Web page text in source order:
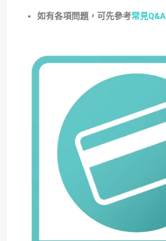
如有各項問題，可先參考常見Q&A